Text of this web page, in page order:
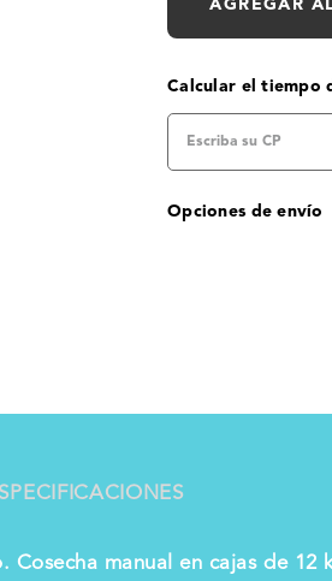
AGREGAR
Calcular el tiempo
Opciones de envío
manual en cajas de 12